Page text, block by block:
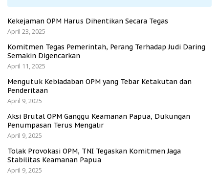
Kekejaman OPM Harus Dihentikan Secara Tegas
April 23, 2025
Komitmen Tegas Pemerintah, Perang Terhadap Judi Daring
Semakin Digencarkan
April 11, 2025
Mengutuk Kebiadaban OPM yang Tebar Ketakutan dan
Penderitaan
April 9, 2025
Aksi Brutal OPM Ganggu Keamanan Papua, Dukungan
Penumpasan Terus Mengalir
April 9, 2025
Tolak Provokasi OPM, TNI Tegaskan Komitmen Jaga
Stabilitas Keamanan Papua
April 9, 2025